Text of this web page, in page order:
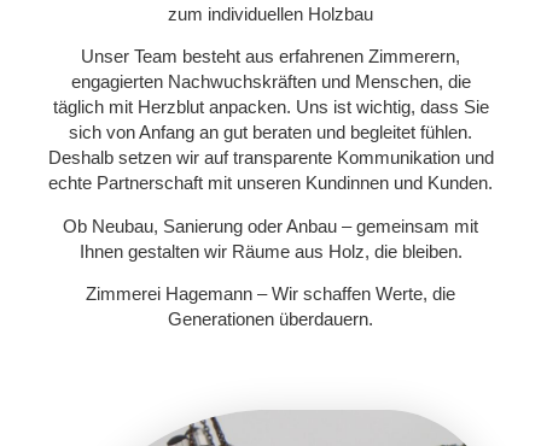
zum individuellen Holzbau
Unser Team besteht aus erfahrenen Zimmerern,
engagierten Nachwuchskräften und Menschen, die
täglich mit Herzblut anpacken. Uns ist wichtig, dass Sie
sich von Anfang an gut beraten und begleitet fühlen.
Deshalb setzen wir auf transparente Kommunikation und
echte Partnerschaft mit unseren Kundinnen und Kunden.
Ob Neubau, Sanierung oder Anbau – gemeinsam mit
Ihnen gestalten wir Räume aus Holz, die bleiben.
Zimmerei Hagemann – Wir schaffen Werte, die
Generationen überdauern.